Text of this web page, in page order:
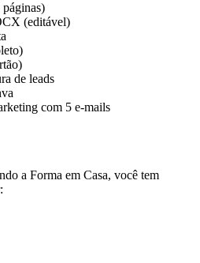
(editável)
de leads
com 5 e-mails
a Forma em Casa, você tem